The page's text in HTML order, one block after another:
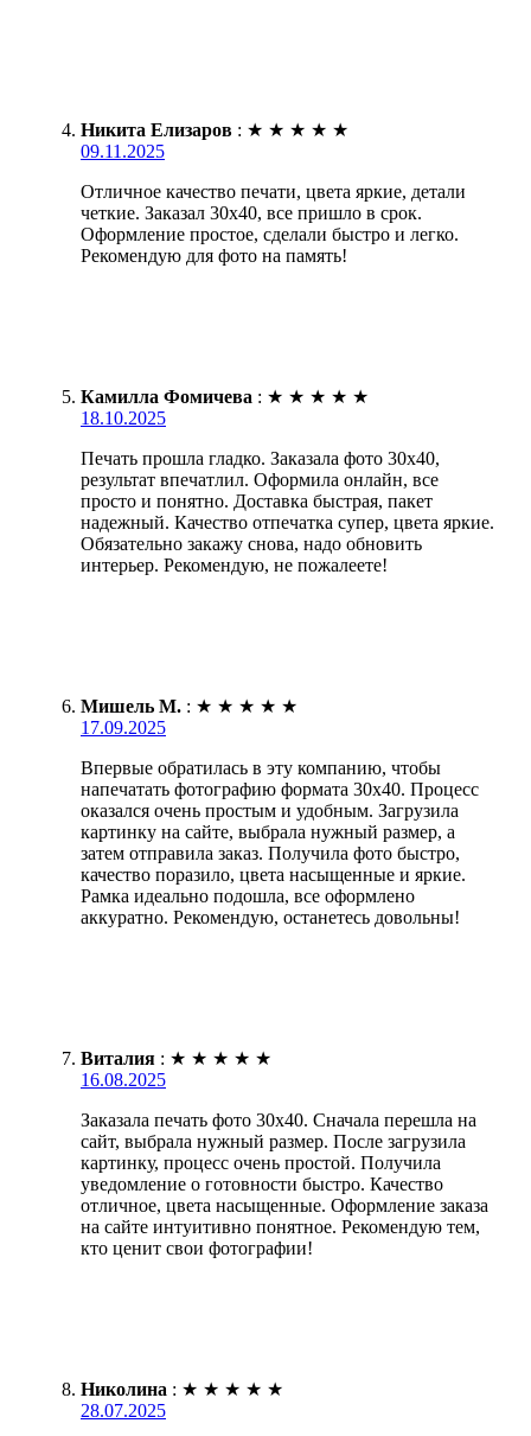
Никита Елизаров : ★ ★ ★ ★ ★
09.11.2025
Отличное качество печати, цвета яркие, детали
четкие. Заказал 30х40, все пришло в срок.
Оформление простое, сделали быстро и легко.
Рекомендую для фото на память!
Камилла Фомичева : ★ ★ ★ ★ ★
18.10.2025
Печать прошла гладко. Заказала фото 30х40,
результат впечатлил. Оформила онлайн, все
просто и понятно. Доставка быстрая, пакет
надежный. Качество отпечатка супер, цвета яркие.
Обязательно закажу снова, надо обновить
интерьер. Рекомендую, не пожалеете!
Мишель М. : ★ ★ ★ ★ ★
17.09.2025
Впервые обратилась в эту компанию, чтобы
напечатать фотографию формата 30х40. Процесс
оказался очень простым и удобным. Загрузила
картинку на сайте, выбрала нужный размер, а
затем отправила заказ. Получила фото быстро,
качество поразило, цвета насыщенные и яркие.
Рамка идеально подошла, все оформлено
аккуратно. Рекомендую, останетесь довольны!
Виталия : ★ ★ ★ ★ ★
16.08.2025
Заказала печать фото 30х40. Сначала перешла на
сайт, выбрала нужный размер. После загрузила
картинку, процесс очень простой. Получила
уведомление о готовности быстро. Качество
отличное, цвета насыщенные. Оформление заказа
на сайте интуитивно понятное. Рекомендую тем,
кто ценит свои фотографии!
Николина : ★ ★ ★ ★ ★
28.07.2025